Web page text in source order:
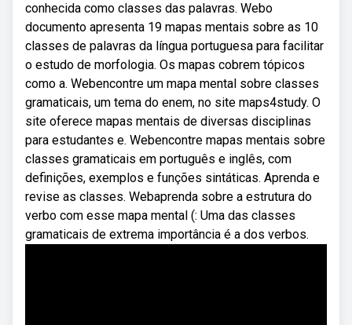
conhecida como classes das palavras. Webo
documento apresenta 19 mapas mentais sobre as 10
classes de palavras da língua portuguesa para facilitar
o estudo de morfologia. Os mapas cobrem tópicos
como a. Webencontre um mapa mental sobre classes
gramaticais, um tema do enem, no site maps4study. O
site oferece mapas mentais de diversas disciplinas
para estudantes e. Webencontre mapas mentais sobre
classes gramaticais em português e inglês, com
definições, exemplos e funções sintáticas. Aprenda e
revise as classes. Webaprenda sobre a estrutura do
verbo com esse mapa mental (: Uma das classes
gramaticais de extrema importância é a dos verbos.